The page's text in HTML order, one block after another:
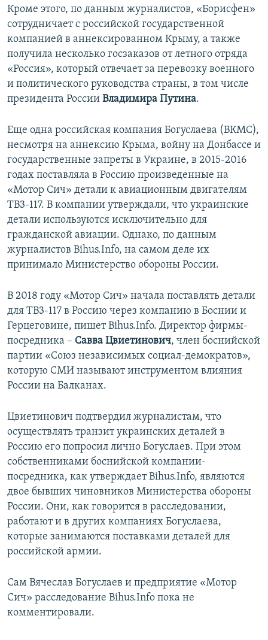
Кроме этого, по данным журналистов, «Борисфен»
сотрудничает с российской государственной
компанией в аннексированном Крыму, а также
получила несколько госзаказов от летного отряда
«Россия», который отвечает за перевозку военного
и политического руководства страны, в том числе
президента России Владимира Путина.
Еще одна российская компания Богуслаева (ВКМС),
несмотря на аннексию Крыма, войну на Донбассе и
государственные запреты в Украине, в 2015-2016
годах поставляла в Россию произведенные на
«Мотор Сич» детали к авиационным двигателям
ТВ3-117. В компании утверждали, что украинские
детали используются исключительно для
гражданской авиации. Однако, по данным
журналистов Bihus.Info, на самом деле их
принимало Министерство обороны России.
В 2018 году «Мотор Сич» начала поставлять детали
для ТВ3-117 в Россию через компанию в Боснии и
Герцеговине, пишет Bihus.Info. Директор фирмы-
посредника – Савва Цвиетинович, член боснийской
партии «Союз независимых социал-демократов»,
которую СМИ называют инструментом влияния
России на Балканах.
Цвиетинович подтвердил журналистам, что
осуществлять транзит украинских деталей в
Россию его попросил лично Богуслаев. При этом
собственниками боснийской компании-
посредника, как утверждает Bihus.Info, являются
двое бывших чиновников Министерства обороны
России. Они, как говорится в расследовании,
работают и в других компаниях Богуслаева,
которые занимаются поставками деталей для
российской армии.
Сам Вячеслав Богуслаев и предприятие «Мотор
Сич» расследование Bihus.Info пока не
комментировали.